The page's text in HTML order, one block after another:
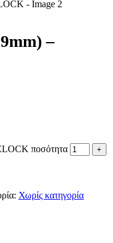
–
ποσότητα
Χωρίς κατηγορία